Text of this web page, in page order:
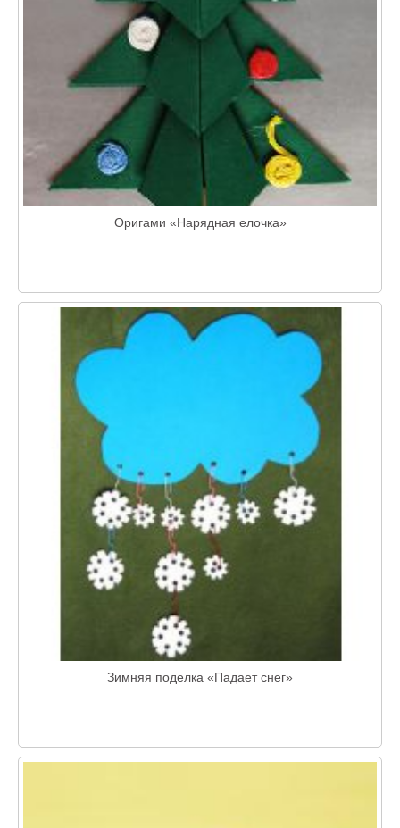
Оригами «Нарядная елочка»
Зимняя поделка «Падает снег»